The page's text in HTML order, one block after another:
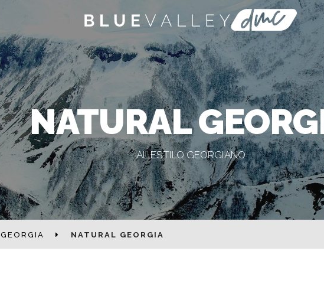
NATURAL
AL ESTILO GEORGIANO
GEORGIA NATURAL GEORGIA